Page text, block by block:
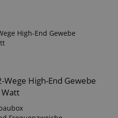
Wege High-End Gewebe